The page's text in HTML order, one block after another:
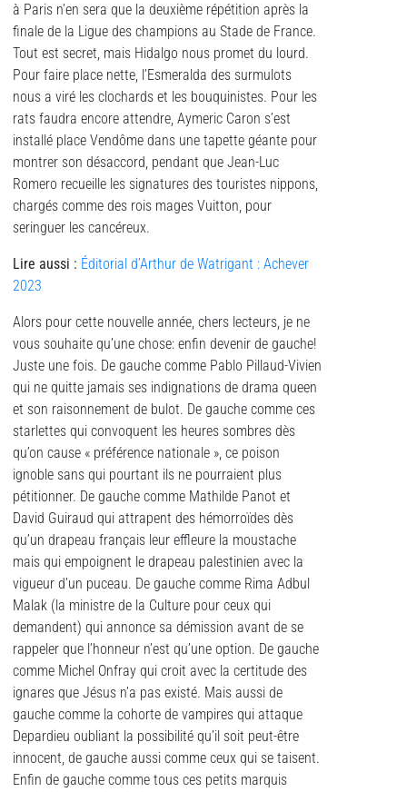
à Paris n’en sera que la deuxième répétition après la
finale de la Ligue des champions au Stade de France.
Tout est secret, mais Hidalgo nous promet du lourd.
Pour faire place nette, l’Esmeralda des surmulots
nous a viré les clochards et les bouquinistes. Pour les
rats faudra encore attendre, Aymeric Caron s’est
installé place Vendôme dans une tapette géante pour
montrer son désaccord, pendant que Jean-Luc
Romero recueille les signatures des touristes nippons,
chargés comme des rois mages Vuitton, pour
seringuer les cancéreux.
Lire aussi : Éditorial d’Arthur de Watrigant : Achever
2023
Alors pour cette nouvelle année, chers lecteurs, je ne
vous souhaite qu’une chose: enfin devenir de gauche!
Juste une fois. De gauche comme Pablo Pillaud-Vivien
qui ne quitte jamais ses indignations de drama queen
et son raisonnement de bulot. De gauche comme ces
starlettes qui convoquent les heures sombres dès
qu’on cause « préférence nationale », ce poison
ignoble sans qui pourtant ils ne pourraient plus
pétitionner. De gauche comme Mathilde Panot et
David Guiraud qui attrapent des hémorroïdes dès
qu’un drapeau français leur effleure la moustache
mais qui empoignent le drapeau palestinien avec la
vigueur d’un puceau. De gauche comme Rima Adbul
Malak (la ministre de la Culture pour ceux qui
demandent) qui annonce sa démission avant de se
rappeler que l’honneur n’est qu’une option. De gauche
comme Michel Onfray qui croit avec la certitude des
ignares que Jésus n’a pas existé. Mais aussi de
gauche comme la cohorte de vampires qui attaque
Depardieu oubliant la possibilité qu’il soit peut-être
innocent, de gauche aussi comme ceux qui se taisent.
Enfin de gauche comme tous ces petits marquis